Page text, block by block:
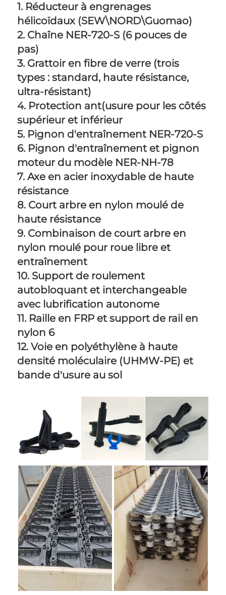
1. Réducteur à engrenages
hélicoïdaux (SEW\NORD\Guomao)
2. Chaîne NER-720-S (6 pouces de
pas)
3. Grattoir en fibre de verre (trois
types : standard, haute résistance,
ultra-résistant)
4. Protection ant(usure pour les côtés
supérieur et inférieur
5. Pignon d'entraînement NER-720-S
6. Pignon d'entraînement et pignon
moteur du modèle NER-NH-78
7. Axe en acier inoxydable de haute
résistance
8. Court arbre en nylon moulé de
haute résistance
9. Combinaison de court arbre en
nylon moulé pour roue libre et
entraînement
10. Support de roulement
autobloquant et interchangeable
avec lubrification autonome
11. Raille en FRP et support de rail en
nylon 6
12. Voie en polyéthylène à haute
densité moléculaire (UHMW-PE) et
bande d'usure au sol